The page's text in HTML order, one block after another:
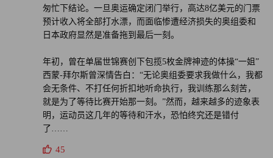
匆忙下结论。一旦奥运确定闭门举行，高达8亿美元的门票
预计收入将全部打水漂，而面临惨遭经济损失的奥组委和
日本政府显然是准备拖到最后一刻。
年初，曾在单届世锦赛创下包揽5枚金牌神迹的体操“一姐”
西蒙-拜尔斯曾深情告白：“无论奥组委要求我做什么，我都
会无条件、不打任何折扣地听命执行，我训练那么刻苦，
就是为了等待比赛开始那一刻。”然而，越来越多的迹象表
明，运动员这几年的等待和汗水，恐怕终究还是错付
了……
45